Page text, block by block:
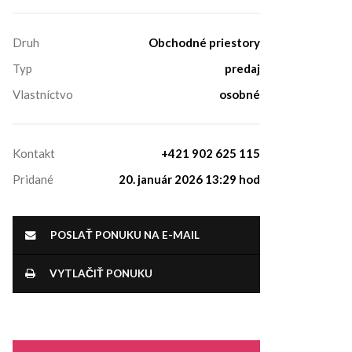
Druh
Obchodné priestory
Typ
predaj
Vlastníctvo
osobné
Kontakt
+421 902 625 115
Pridané
20. január 2026 13:29 hod
POSLAŤ PONUKU NA E-MAIL
VYTLAČIŤ PONUKU